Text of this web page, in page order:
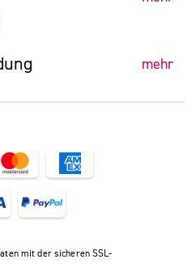
mit der sicheren SSL-
mehr